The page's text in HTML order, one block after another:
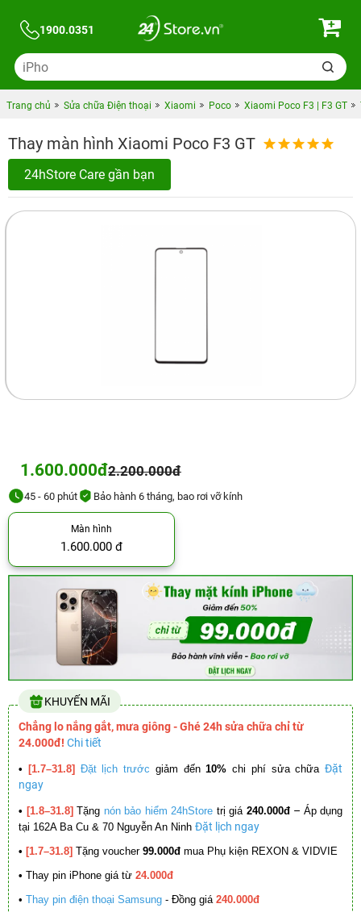
1900.0351
Trang chủ Sửa chữa Điện thoại Xiaomi Poco Xiaomi Poco F3 | F3 GT
Thay màn hình Xiaomi Poco F3 GT
24hStore Care gần bạn
1.600.000đ2.200.000đ
45 - 60 phút Bảo hành 6 tháng, bao rơi vỡ kính
Màn hình
1.600.000 đ
KHUYẾN MÃI
Chẳng lo nắng gắt, mưa giông - Ghé 24h sửa chữa chỉ từ
24.000đ! Chi tiết
• [1.7–31.8] Đặt lịch trước giảm đến10% chi phí sửa chữa Đặt
ngay
• [1.8–31.8] Tặng nón bảo hiểm 24hStore trị giá 240.000đ – Áp dụng
tại 162A Ba Cu & 70 Nguyễn An Ninh Đặt lịch ngay
• [1.7–31.8] Tặng voucher 99.000đ mua Phụ kiện REXON & VIDVIE
• Thay pin iPhone giá từ 24.000đ
• Thay pin điện thoại Samsung - Đồng giá 240.000đ